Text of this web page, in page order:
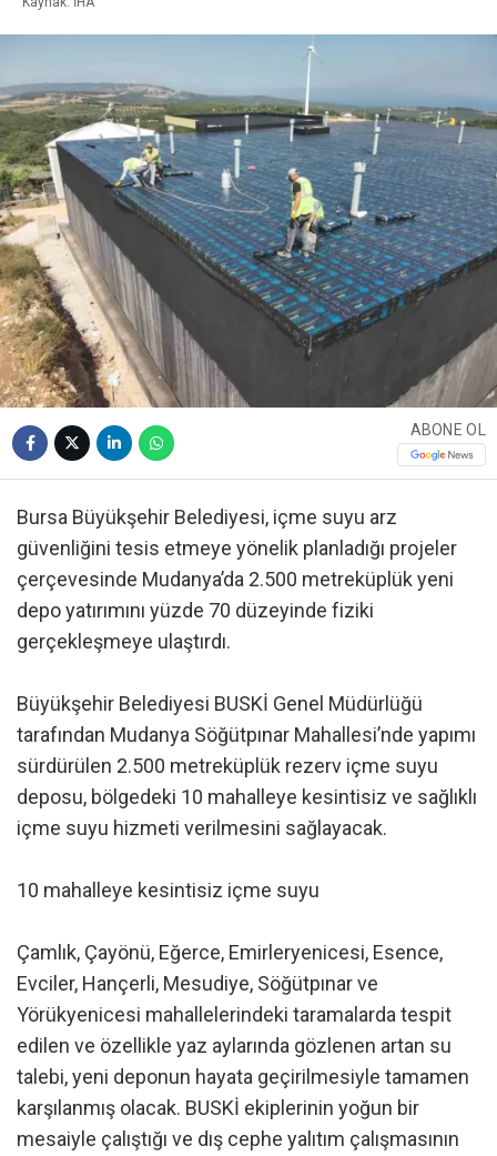
ABONE OL
Bursa Büyükşehir Belediyesi, içme suyu arz
güvenliğini tesis etmeye yönelik planladığı projeler
çerçevesinde Mudanya’da 2.500 metreküplük yeni
depo yatırımını yüzde 70 düzeyinde fiziki
gerçekleşmeye ulaştırdı.
Büyükşehir Belediyesi BUSKİ Genel Müdürlüğü
tarafından Mudanya Söğütpınar Mahallesi’nde yapımı
sürdürülen 2.500 metreküplük rezerv içme suyu
deposu, bölgedeki 10 mahalleye kesintisiz ve sağlıklı
içme suyu hizmeti verilmesini sağlayacak.
10 mahalleye kesintisiz içme suyu
Çamlık, Çayönü, Eğerce, Emirleryenicesi, Esence,
Evciler, Hançerli, Mesudiye, Söğütpınar ve
Yörükyenicesi mahallelerindeki taramalarda tespit
edilen ve özellikle yaz aylarında gözlenen artan su
talebi, yeni deponun hayata geçirilmesiyle tamamen
karşılanmış olacak. BUSKİ ekiplerinin yoğun bir
mesaiyle çalıştığı ve dış cephe yalıtım çalışmasının